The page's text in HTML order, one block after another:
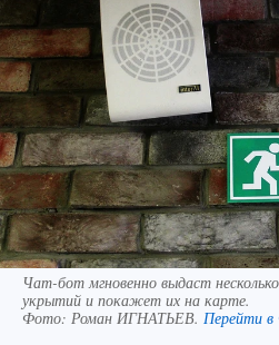
Чат-бот мгновенно выдаст
укрытий и покажет их на карте.
Фото: Роман ИГНАТЬЕВ. Перейти